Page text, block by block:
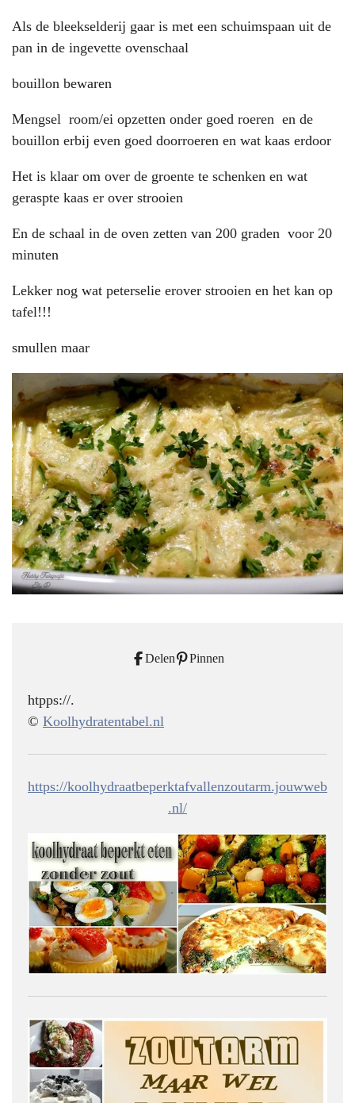
Als de bleekselderij gaar is met een schuimspaan uit de
pan in de ingevette ovenschaal
bouillon bewaren
Mengsel room/ei opzetten onder goed roeren en de
bouillon erbij even goed doorroeren en wat kaas erdoor
Het is klaar om over de groente te schenken en wat
geraspte kaas er over strooien
En de schaal in de oven zetten van 200 graden voor 20
minuten
Lekker nog wat peterselie erover strooien en het kan op
tafel!!!
smullen maar
Delen Pinnen
htpps://.
© Koolhydratentabel.nl
https://koolhydraatbeperktafvallenzoutarm.jouwweb
.nl/